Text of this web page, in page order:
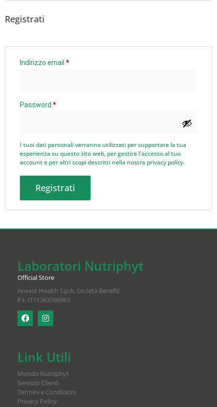
Registrati
Indirizzo email *
Password *
I tuoi dati personali verranno utilizzati per supportare la tua
esperienza su questo sito web, per gestire l'accesso al tuo
account e per altri scopi descritti nella nostra privacy policy.
Registrati
Laboratori Nutriphyt
Official Store
Anvest Health S.p.A. Società Benefit
P.I. IT11363760965
Link Utili
Mondo Nutriphyt
Servizio Clienti
Termini e Condizioni
Privacy Policy